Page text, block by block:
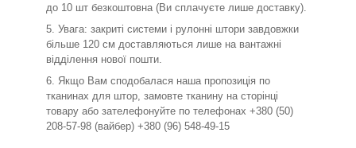
до 10 шт безкоштовна (Ви сплачуєте лише доставку).
Увага: закриті системи і рулонні штори завдовжки
більше 120 см доставляються лише на вантажні
відділення нової пошти.
Якщо Вам сподобалася наша пропозиція по
тканинах для штор, замовте тканину на сторінці
товару або зателефонуйте по телефонах +380 (50)
208-57-98 (вайбер) +380 (96) 548-49-15